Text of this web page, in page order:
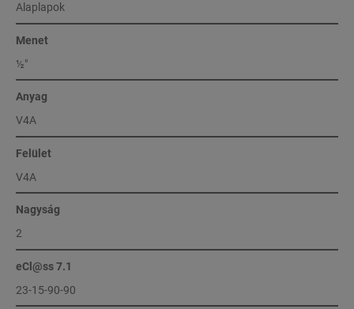
Alaplapok
Menet
½″
Anyag
V4A
Felület
V4A
Nagyság
2
eCl@ss 7.1
23-15-90-90